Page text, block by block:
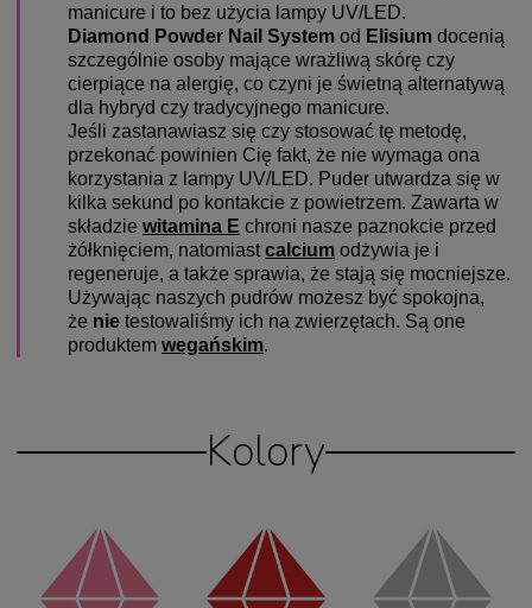
manicure i to bez użycia lampy UV/LED.
Diamond Powder Nail System od Elisium docenią
szczególnie osoby mające wrażliwą skórę czy
cierpiące na alergię, co czyni je świetną alternatywą
dla hybryd czy tradycyjnego manicure.
Jeśli zastanawiasz się czy stosować tę metodę,
przekonać powinien Cię fakt, że nie wymaga ona
korzystania z lampy UV/LED. Puder utwardza się w
kilka sekund po kontakcie z powietrzem. Zawarta w
składzie witamina E chroni nasze paznokcie przed
żółknięciem, natomiast calcium odżywia je i
regeneruje, a także sprawia, że stają się mocniejsze.
Używając naszych pudrów możesz być spokojna,
że nie testowaliśmy ich na zwierzętach. Są one
produktem wegańskim.
Kolory